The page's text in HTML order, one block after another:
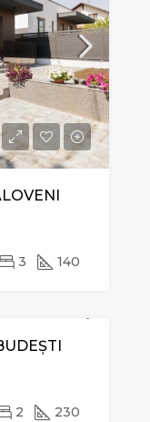
3 140
EXCLUSIVE
2 230